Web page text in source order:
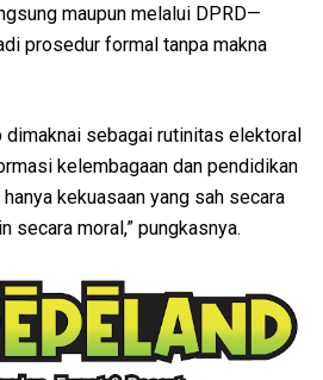
maupun melalui DPRD—
prosedur formal tanpa makna
dimaknai sebagai rutinitas elektoral
kelembagaan dan pendidikan
kekuasaan yang sah secara
secara moral,” pungkasnya.